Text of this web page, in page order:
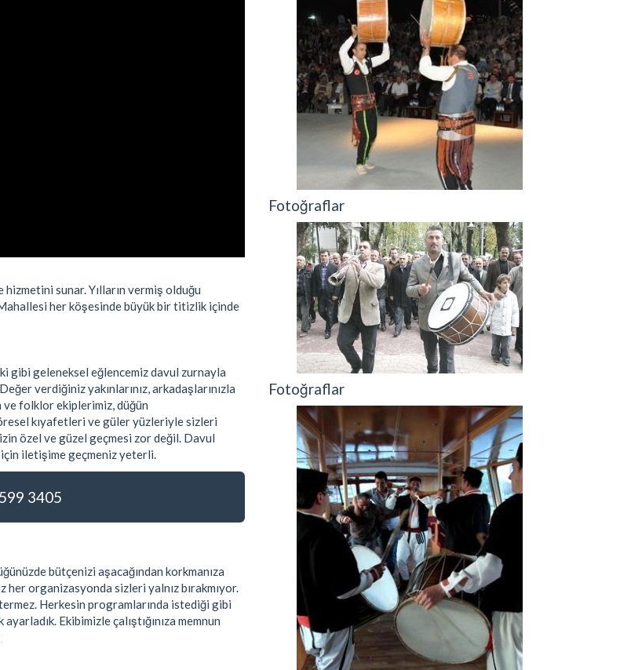
sunar. Yılların vermiş olduğu
her köşesinde büyük bir titizlik içinde
gibi geleneksel eğlencemiz davul zurnayla
verdiğiniz yakınlarınız, arkadaşlarınızla
ve folklor ekiplerimiz, düğün
kıyafetleri ve güler yüzleriyle sizleri
özel ve güzel geçmesi zor değil. Davul
için iletişime geçmeniz yeterli.
3405
bütçenizi aşacağından korkmanıza
her organizasyonda sizleri yalnız bırakmıyor.
Herkesin programlarında istediği gibi
Ekibimizle çalıştığınıza memnun
Fotoğraflar
Fotoğraflar